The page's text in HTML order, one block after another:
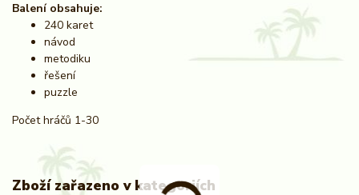
Balení obsahuje:
240 karet
návod
metodiku
řešení
puzzle
Počet hráčů 1-30
Zboží zařazeno v kategoriích